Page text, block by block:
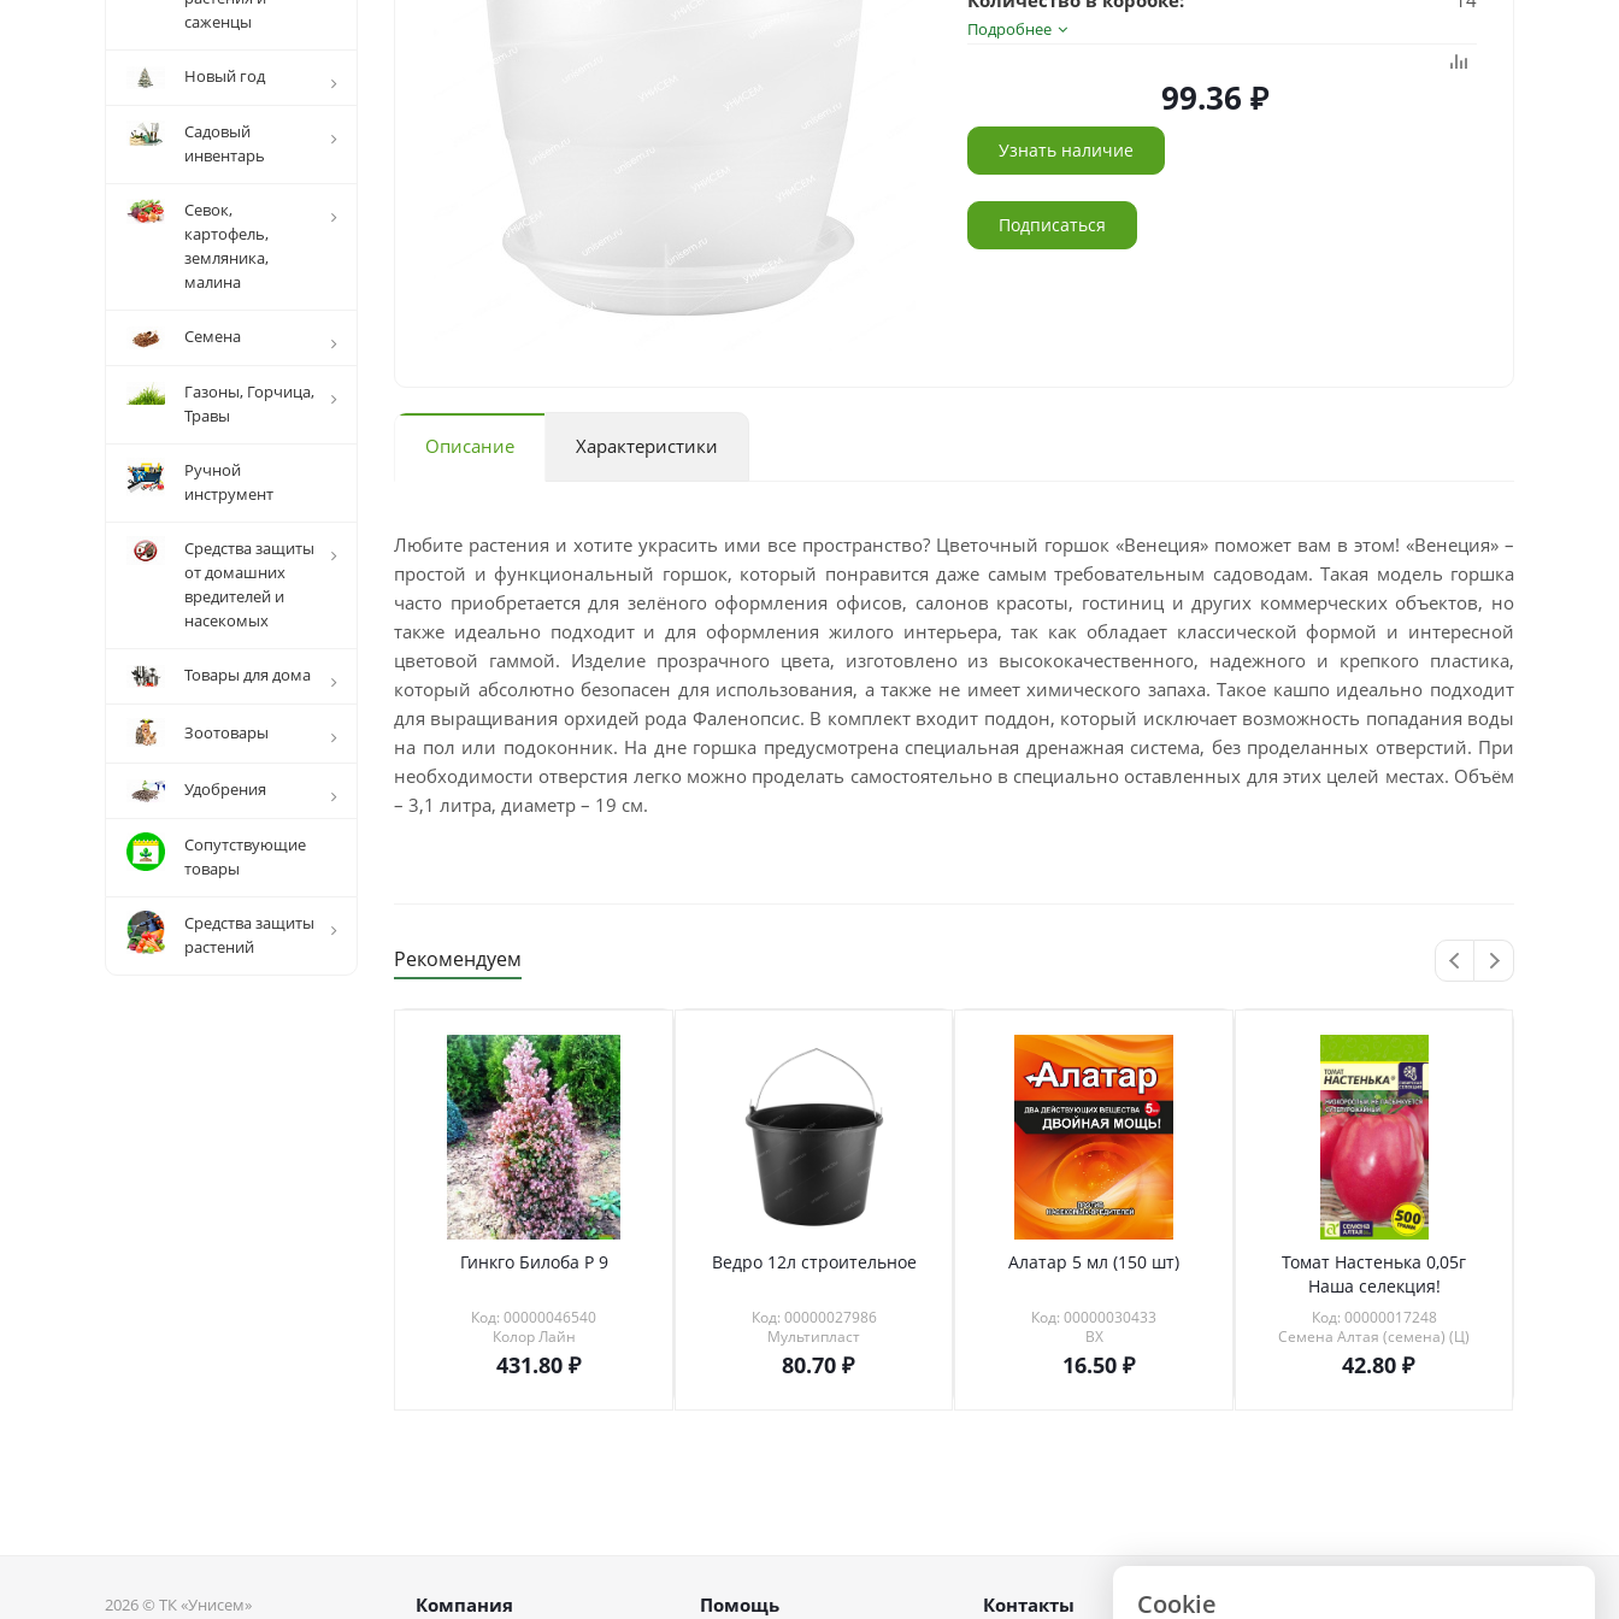
Подробнее
99.36
Узнать наличие
Подписаться
Описание Характеристики
Любите растения и хотите украсить ими все пространство? Цветочный горшок «Венеция» поможет вам в этом! «Венеция» –
простой и функциональный горшок, который понравится даже самым требовательным садоводам. Такая модель горшка
часто приобретается для зелёного оформления офисов, салонов красоты, гостиниц и других коммерческих объектов, но
также идеально подходит и для оформления жилого интерьера, так как обладает классической формой и интересной
цветовой гаммой. Изделие прозрачного цвета, изготовлено из высококачественного, надежного и крепкого пластика,
который абсолютно безопасен для использования, а также не имеет химического запаха. Такое кашпо идеально подходит
для выращивания орхидей рода Фаленопсис. В комплект входит поддон, который исключает возможность попадания воды
на пол или подоконник. На дне горшка предусмотрена специальная дренажная система, без проделанных отверстий. При
необходимости отверстия легко можно проделать самостоятельно в специально оставленных для этих целей местах. Объём
– 3,1 литра, диаметр – 19 см.
Рекомендуем
Гинкго Билоба Р 9
Код: 00000046540
Колор Лайн
431.80
Ведро 12л строительное
Код: 00000027986
Мультипласт
80.70
Алатар 5 мл (150 шт)
Код: 00000030433
ВХ
16.50
Томат Настенька 0,05г
Наша селекция!
Код: 00000017248
Семена Алтая (семена) (Ц)
42.80
саженцы
Новый год
Садовый
инвентарь
Севок,
картофель,
земляника,
малина
Семена
Газоны, Горчица,
Травы
Ручной
инструмент
Средства защиты
от домашних
вредителей и
насекомых
Товары для дома
Зоотовары
Удобрения
Сопутствующие
товары
Средства защиты
растений
2026 © ТК «Унисем» Компания Помощь Контакты Cookie